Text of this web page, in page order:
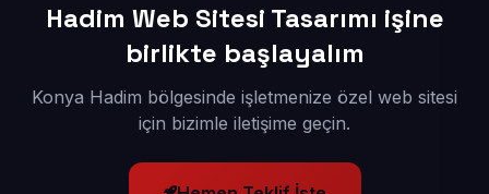
Hadim Web Sitesi Tasarımı işine
birlikte başlayalım
Konya Hadim bölgesinde işletmenize özel web sitesi
için bizimle iletişime geçin.